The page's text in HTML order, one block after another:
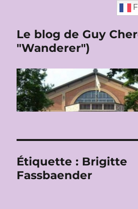
Le blog de Guy
"Wanderer")
Étiquette : Brigitte
Fassbaender